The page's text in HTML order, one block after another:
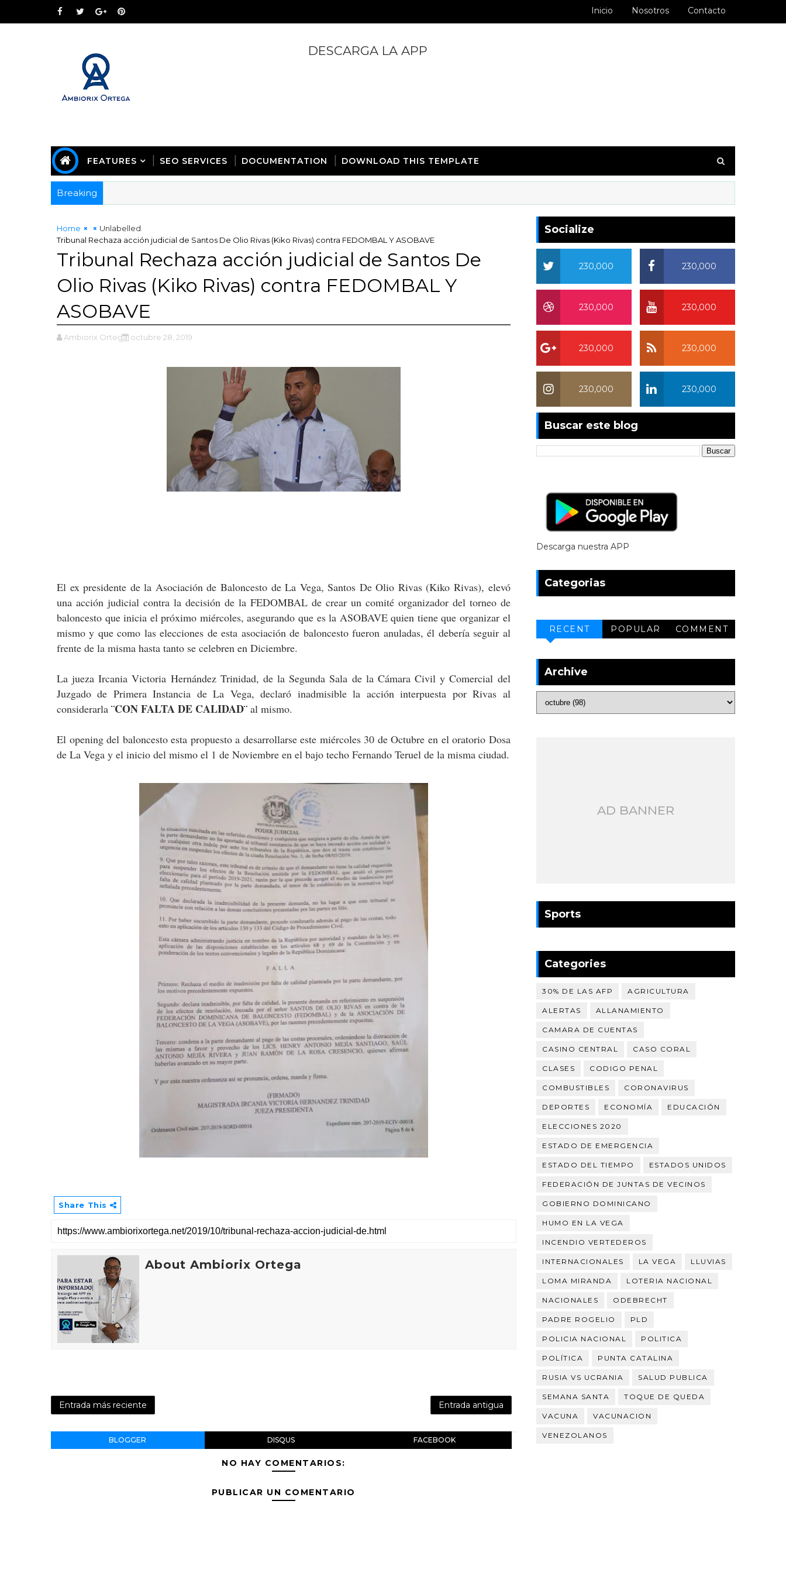
Inicio Nosotros Contacto
DESCARGA LA APP
FEATURES SEO SERVICES DOCUMENTATION DOWNLOAD THIS TEMPLATE
Breaking
Home
Unlabelled
Tribunal Rechaza acción judicial de Santos De Olio Rivas (Kiko Rivas) contra FEDOMBAL Y ASOBAVE
Tribunal Rechaza acción judicial de Santos De
Olio Rivas (Kiko Rivas) contra FEDOMBAL Y
ASOBAVE
Ambiorix Ortega octubre 28, 2019
El ex presidente de la Asociación de Baloncesto de La Vega, Santos De Olio Rivas (Kiko Rivas), elevó
una acción judicial contra la decisión de la FEDOMBAL de crear un comité organizador del torneo de
baloncesto que inicia el próximo miércoles, asegurando que es la ASOBAVE quien tiene que organizar el
mismo y que como las elecciones de esta asociación de baloncesto fueron anuladas, él debería seguir al
frente de la misma hasta tanto se celebren en Diciembre.
La jueza Ircania Victoria Hernández Trinidad, de la Segunda Sala de la Cámara Civil y Comercial del
Juzgado de Primera Instancia de La Vega, declaró inadmisible la acción interpuesta por Rivas al
considerarla ¨CON FALTA DE CALIDAD¨ al mismo.
El opening del baloncesto esta propuesto a desarrollarse este miércoles 30 de Octubre en el oratorio Dosa
de La Vega y el inicio del mismo el 1 de Noviembre en el bajo techo Fernando Teruel de la misma ciudad.
Share This
About Ambiorix Ortega
Entrada más reciente Entrada antigua
BLOGGER DISQUS FACEBOOK
NO HAY COMENTARIOS:
PUBLICAR UN COMENTARIO
Socialize
230,000
230,000
230,000
230,000
230,000
230,000
230,000
230,000
Buscar este blog
Descarga nuestra APP
Categorias
RECENT POPULAR COMMENT
Archive
AD BANNER
Sports
Categories
30% DE LAS AFP AGRICULTURA
ALERTAS ALLANAMIENTO
CAMARA DE CUENTAS
CASINO CENTRAL CASO CORAL
CLASES CODIGO PENAL
COMBUSTIBLES CORONAVIRUS
DEPORTES ECONOMÍA EDUCACIÓN
ELECCIONES 2020
ESTADO DE EMERGENCIA
ESTADO DEL TIEMPO ESTADOS UNIDOS
FEDERACIÓN DE JUNTAS DE VECINOS
GOBIERNO DOMINICANO
HUMO EN LA VEGA
INCENDIO VERTEDEROS
INTERNACIONALES LA VEGA LLUVIAS
LOMA MIRANDA LOTERIA NACIONAL
NACIONALES ODEBRECHT
PADRE ROGELIO PLD
POLICIA NACIONAL POLITICA
POLÍTICA PUNTA CATALINA
RUSIA VS UCRANIA SALUD PUBLICA
SEMANA SANTA TOQUE DE QUEDA
VACUNA VACUNACION
VENEZOLANOS